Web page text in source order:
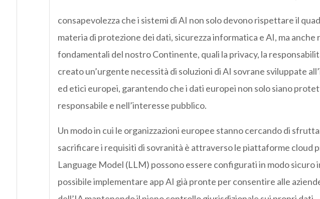
consapevolezza che i sistemi di AI non solo devono rispettare il
materia di protezione dei dati, sicurezza informatica e AI, ma
fondamentali del nostro Continente, quali la privacy, la
creato un’urgente necessità di soluzioni di AI sovrane sviluppate
ed etici europei, garantendo che i dati europei non solo siano
responsabile e nell’interesse pubblico.
Un modo in cui le organizzazioni europee stanno cercando di
sacrificare i requisiti di sovranità è attraverso le piattaforme cloud
Language Model (LLM) possono essere configurati in modo sicuro
possibile implementare app AI già pronte per consentire alle